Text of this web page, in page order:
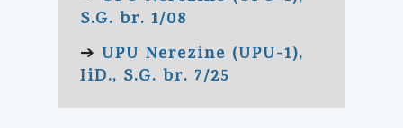
S.G. br. 1/08
➔ UPU Nerezine (UPU-1),
IiD., S.G. br. 7/25